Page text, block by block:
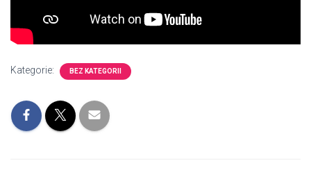
Kategorie: BEZ KATEGORII